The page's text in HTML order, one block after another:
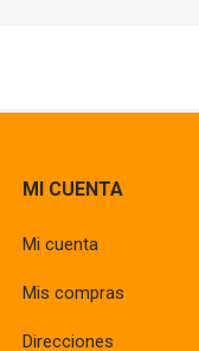
MI CUENTA
Mi cuenta
Mis compras
Direcciones